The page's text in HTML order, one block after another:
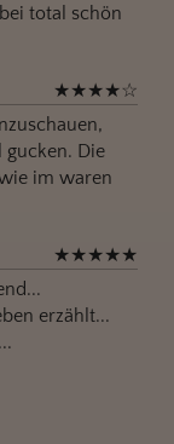
total schön
★★★★☆
Die
im waren
★★★★★
erzählt...